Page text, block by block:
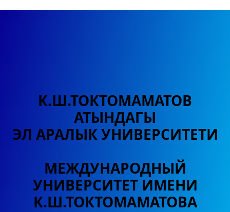
К.Ш.ТОКТОМАМАТОВ
АТЫНДАГЫ
ЭЛ АРАЛЫК УНИВЕРСИТЕТИ
МЕЖДУНАРОДНЫЙ
УНИВЕРСИТЕТ ИМЕНИ
К.Ш.ТОКТОМАМАТОВА